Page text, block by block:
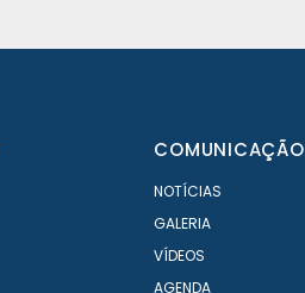
COMUNICAÇÃO
NOTÍCIAS
GALERIA
VÍDEOS
AGENDA